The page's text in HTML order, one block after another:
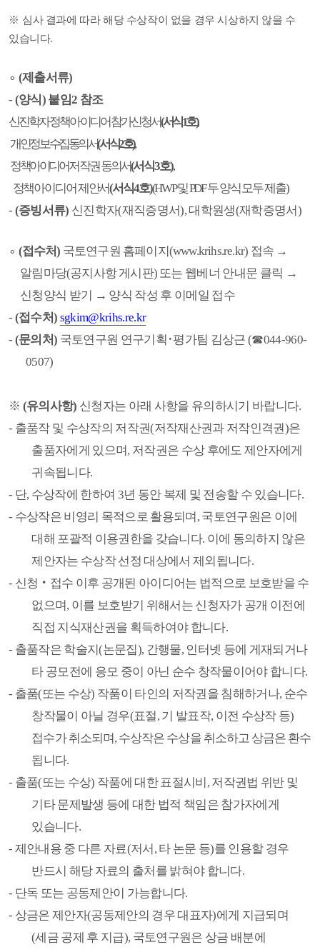
※ 심사 결과에 따라 해당 수상작이 없을 경우 시상하지 않을 수
있습니다.
∘ (제출서류)
- (양식) 붙임2 참조
신진학자 정책아이디어 참가신청서(서식1호),
​ 개인정보 수집동의서(서식2호),,
정책아이디어저작권동의서(서식3호),
​ 정책아이디어제안서(서식4호)(HWP및PDF두 양식 모두 제출)
- (증빙서류) 신진학자(재직증명서), 대학원생(재학증명서)
∘ (접수처) 국토연구원 홈페이지(www.krihs.re.kr) 접속 →
알림마당(공지사항 게시판) 또는 웹베너 안내문 클릭 →
신청양식 받기 → 양식 작성 후 이메일 접수
- (접수처) sgkim@krihs.re.kr
- (문의처) 국토연구원 연구기획 ･평가팀 김상근(☎044-960-
0507)
※ (유의사항) 신청자는 아래 사항을 유의하시기 바랍니다.
- 출품작 및 수상작의 저작권(저작재산권과 저작인격권)은
출품자에게 있으며, 저작권은 수상 후에도 제안자에게
귀속됩니다.
- 단, 수상작에 한하여 3년 동안 복제 및 전송할 수 있습니다.
- 수상작은 비영리 목적으로 활용되며 , 국토연구원은 이에
대해 포괄적 이용권한을 갖습니다. 이에 동의하지 않은
제안자는 수상작 선정 대상에서 제외됩니다.
- 신청 ‧ 접수 이후 공개된 아이디어는 법적으로 보호받을 수
없으며, 이를 보호받기 위해서는 신청자가 공개 이전에
직접 지식재산권을 획득하여야 합니다.
- 출품작은 학술지(논문집), 간행물, 인터넷 등에 게재되거나
타 공모전에 응모 중이 아닌 순수 창작물이어야 합니다.
- 출품(또는 수상) 작품이 타인의 저작권을 침해하거나, 순수
창작물이 아닐 경우(표절 , 기 발표작, 이전 수상작 등)
접수가 취소되며, 수상작은 수상을 취소하고 상금은 환수
됩니다.
- 출품(또는 수상) 작품에 대한 표절시비 , 저작권법 위반 및
기타 문제발생 등에 대한 법적 책임은 참가자에게
있습니다.
- 제안내용 중 다른 자료(저서 , 타 논문 등)를 인용할 경우
반드시 해당 자료의 출처를 밝혀야 합니다.
- 단독 또는 공동제안이 가능합니다.
- 상금은 제안자(공동제안의 경우 대표자)에게 지급되며
(세금 공제 후 지급), 국토연구원은 상금 배분에